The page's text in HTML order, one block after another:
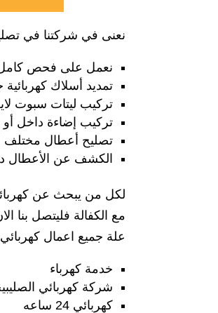
نعنى في شركتنا في
نعمل على فحص كامل
تمديد أسلاك
تركيب ليتات سبوت
تركيب إضاءة داخل أو
تصليح أعطال مختلف
الكشف عن الأعطال
مع الكفالة فليتصل بنا
علة جميع اعمال
خدمة كهرباء
شركة كهربائي
كهربائي 24 ساعه